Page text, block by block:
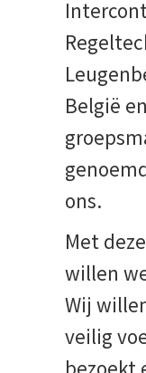
België
ons.
Met
willen
Wij
veilig